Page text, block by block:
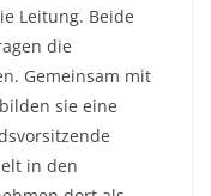
Leitung. Beide
die
Gemeinsam mit
sie eine
in den